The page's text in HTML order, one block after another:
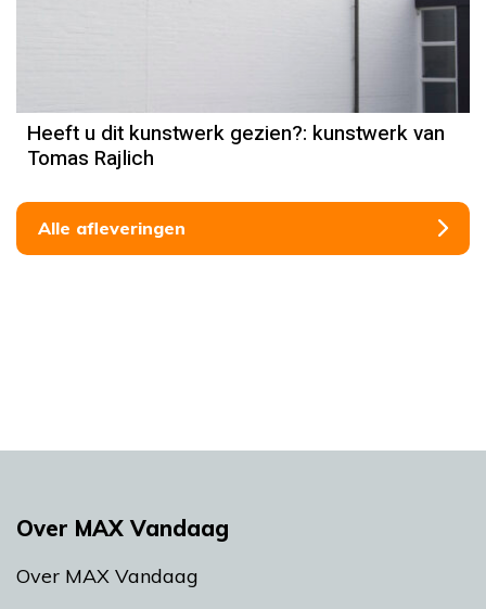
Heeft u dit kunstwerk gezien?: kunstwerk van
Tomas Rajlich
Alle afleveringen
Over MAX Vandaag
Over MAX Vandaag